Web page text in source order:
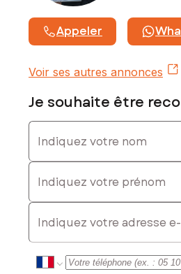
Prix de vente : 98 000 €
Honoraires charge vendeur
Contactez votre conseiller SAFTI
: 0646370724, E-mail :
Agent commercial immatriculé au
numéro 831097605
Appeler
Voir ses autres annonces
Je souhaite être
Indiquez votre nom
Indiquez votre prénom
E-mail